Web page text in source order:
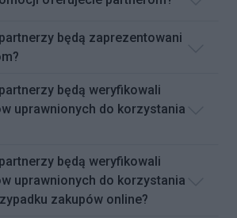
będą zaprezentowani
będą weryfikowali
uprawnionych do korzystania
będą weryfikowali
uprawnionych do korzystania
zakupów online?